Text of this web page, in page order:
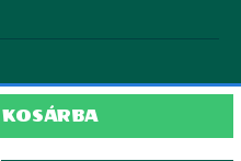
KOSÁRBA